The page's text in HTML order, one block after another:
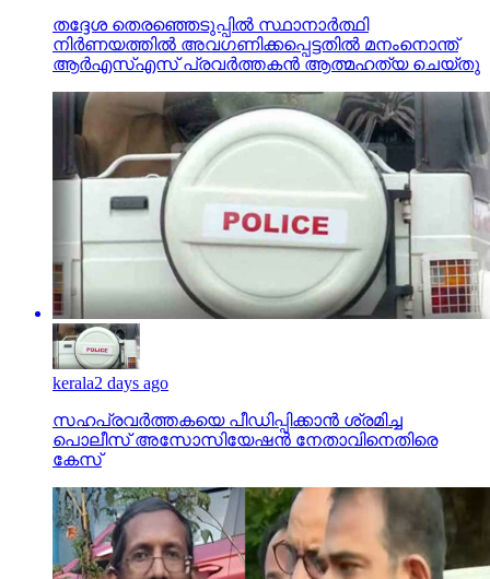
തദ്ദേശ തെരഞ്ഞെടുപ്പില്‍ സ്ഥാനാര്‍ത്ഥി
നിര്‍ണയത്തില്‍ അവഗണിക്കപ്പെട്ടതില്‍ മനംനൊന്ത്
ആര്‍എസ്എസ് പ്രവര്‍ത്തകന്‍ ആത്മഹത്യ ചെയ്തു
kerala2 days ago
സഹപ്രവര്‍ത്തകയെ പീഡിപ്പിക്കാന്‍ ശ്രമിച്ച
പൊലീസ് അസോസിയേഷന്‍ നേതാവിനെതിരെ
കേസ്